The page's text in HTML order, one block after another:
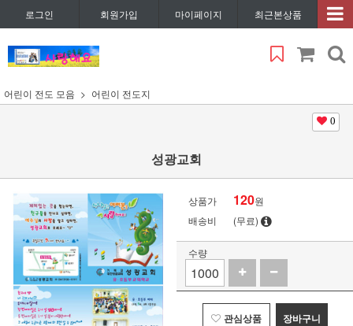
로그인 회원가입 마이페이지 최근본상품
어린이 전도 모음 어린이 전도지
0
성광교회
상품가 120원
배송비
(무료)
수량
관심상품 장바구니